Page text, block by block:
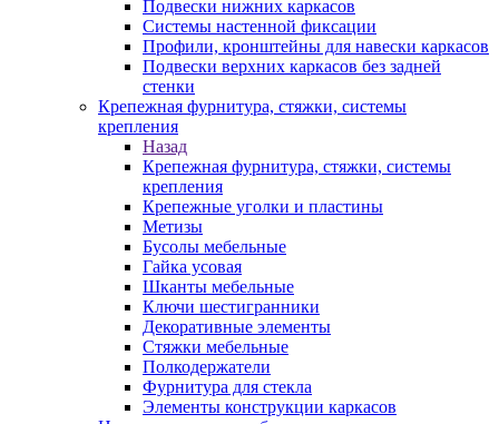
Подвески нижних каркасов
Системы настенной фиксации
Профили, кронштейны для навески каркасов
Подвески верхних каркасов без задней
стенки
Крепежная фурнитура, стяжки, системы
крепления
Назад
Крепежная фурнитура, стяжки, системы
крепления
Крепежные уголки и пластины
Метизы
Бусолы мебельные
Гайка усовая
Шканты мебельные
Ключи шестигранники
Декоративные элементы
Стяжки мебельные
Полкодержатели
Фурнитура для стекла
Элементы конструкции каркасов